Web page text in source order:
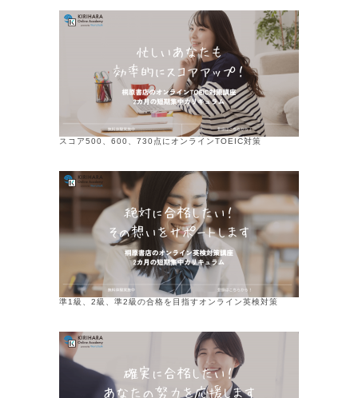
スコア500、600、730点にオンラインTOEIC対策
準1級、2級、準2級の合格を目指すオンライン英検対策